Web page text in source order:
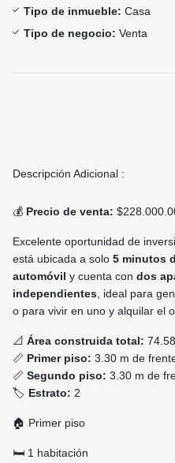
Tipo de inmueble: Casa
Tipo de negocio: Venta
Descripción Adicional :
💰 Precio de venta:
Excelente oportunidad de
está ubicada a solo 5 minutos
automóvil y cuenta con dos
independientes , ideal para
o para vivir en uno y alquilar el
📐 Área construida total:
📏 Primer piso: 3.30 m de
📏 Segundo piso: 3.30 m de
🏷️ Estrato: 2
🏠 Primer piso
🛏️ 1 habitación